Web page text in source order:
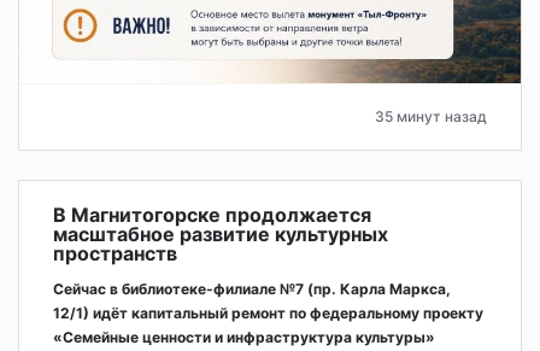
35 минут назад
В Магнитогорске продолжается
масштабное развитие культурных
пространств
Сейчас в библиотеке-филиале №7 (пр. Карла Маркса,
12/1) идёт капитальный ремонт по федеральному проекту
«Семейные ценности и инфраструктура культуры»